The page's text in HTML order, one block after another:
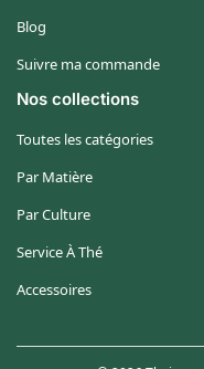
Blog
Suivre ma commande
Nos collections
Toutes les catégories
Par Matière
Par Culture
Service À Thé
Accessoires